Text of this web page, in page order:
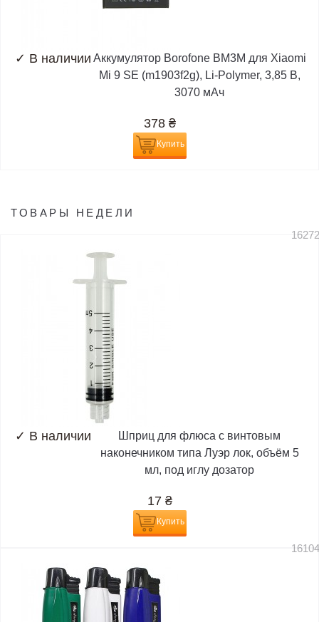
✓ В наличии Аккумулятор Borofone BM3M для Xiaomi
Mi 9 SE (m1903f2g), Li-Polymer, 3,85 B,
3070 мАч
378 ₴
Купить
ТОВАРЫ НЕДЕЛИ
✓ В наличии
Шприц для флюса с винтовым
наконечником типа Луэр лок, объём 5
мл, под иглу дозатор
17 ₴
Купить